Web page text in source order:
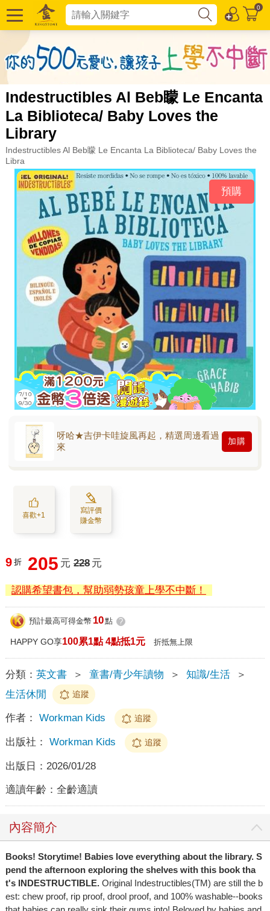
0
Indestructibles Al Beb矇 Le Encanta
La Biblioteca/ Baby Loves the
Library
Indestructibles Al Beb矇 Le Encanta La Biblioteca/ Baby Loves the
Libra
預購
呀哈★吉伊卡哇旋風再起，精選周邊看過
來
加購
喜歡+1
寫評價
賺金幣
9 折 205 元 228 元
認購希望書包，幫助弱勢孩童上學不中斷！
預計最高可得金幣 10點 ?
HAPPY GO享100累1點 4點抵1元 折抵無上限
分類： 英文書 ＞ 童書/青少年讀物 ＞ 知識/生活
＞
生活休閒
追蹤
作者： Workman Kids 追蹤
出版社： Workman Kids 追蹤
出版日： 2026/01/28
適讀年齡： 全齡適讀
內容簡介
Books! Storytime! Babies love everything about the library. S
pend the afternoon exploring the shelves with this book tha
t's INDESTRUCTIBLE.Original Indestructibles(TM) are still the b
est: chew proof, rip proof, drool proof, and 100% washable--books